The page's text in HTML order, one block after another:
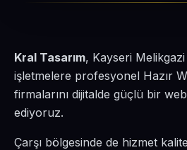
Kral Tasarım, Kayseri
işletmelere profesyonel Hazır
firmalarını dijitalde güçlü bir
ediyoruz.
Çarşı bölgesinde de hizmet